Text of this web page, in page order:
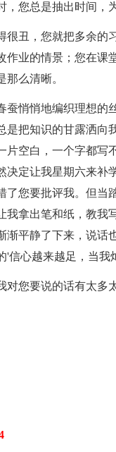
，您总是抽出时间，
丑，您就把多余的
作业的情景；您在课
那么清晰。
悄悄地编织理想的
是把知识的甘露洒向
片空白，一个字都写
决定让我星期六来补
了您要批评我。但当
我拿出笔和纸，教我
渐平静了下来，说话
'信心越来越足，当我
要说的话有太多太